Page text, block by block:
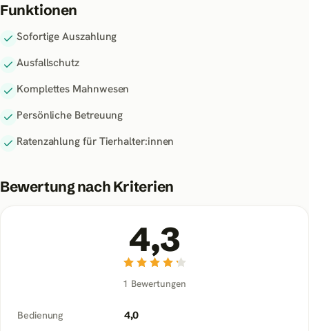
Funktionen
Sofortige Auszahlung
Ausfallschutz
Komplettes Mahnwesen
Persönliche Betreuung
Ratenzahlung für Tierhalter:innen
Bewertung nach Kriterien
4,3
1 Bewertungen
Bedienung
4,0